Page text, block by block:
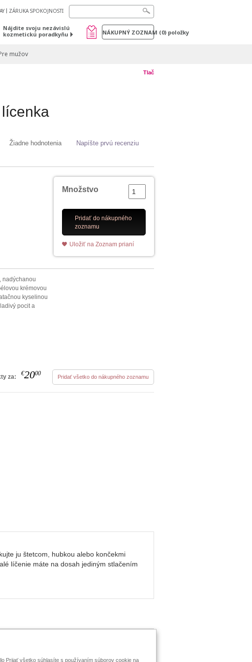
ZÁRUKA SPOKOJNOSTI
Nájdite svoju nezávislú
kozmetickú poradkyňu
NÁKUPNÝ ZOZNAM (0) položky
mužov
Tlač
Žiadne hodnotenia Napíšte prvú recenziu
Množstvo
Pridať do nákupného
zoznamu
Uložiť na Zoznam prianí
nadýchanou
krémovou
kyselinou
pocit a
za: €2000 Pridať všetko do nákupného zoznamu
ju štetcom, hubkou alebo končekmi
líčenie máte na dosah jediným stlačením
Prijať všetko súhlasíte s používaním súborov cookie na